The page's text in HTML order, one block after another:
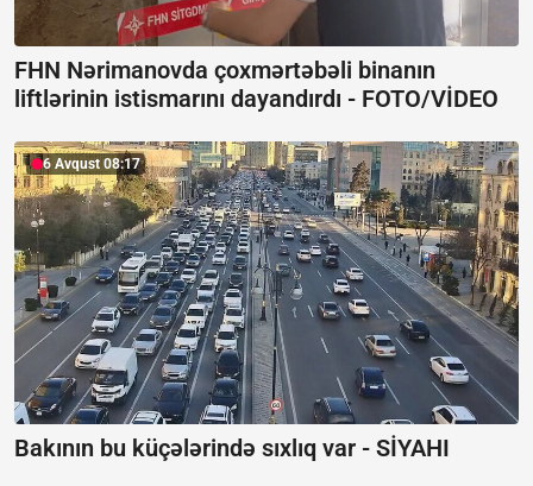
FHN Nərimanovda çoxmərtəbəli binanın
liftlərinin istismarını dayandırdı - FOTO/VİDEO
6 Avqust 08:17
Bakının bu küçələrində sıxlıq var - SİYAHI